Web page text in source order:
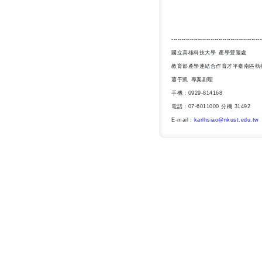
國立高雄科技大學 產學營運處
教育部產學連結合作育才平臺南區執
蕭于凱 專案副理
手機： 0929-814168
電話： 07-6011000 分機 31492
E-mail ： karlhsiao@nkust.edu.tw